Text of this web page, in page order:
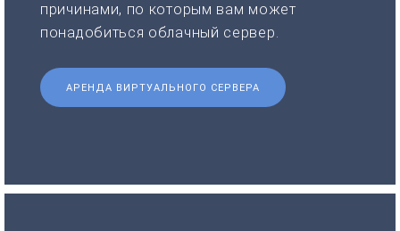
причинами, по которым вам может
понадобиться облачный сервер.
АРЕНДА ВИРТУАЛЬНОГО СЕРВЕРА